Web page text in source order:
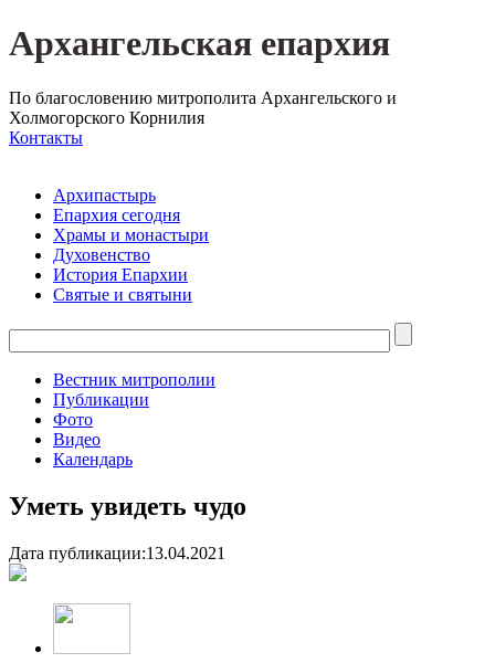
Архангельская епархия
По благословению митрополита Архангельского и
Холмогорского Корнилия
Контакты
Архипастырь
Епархия сегодня
Храмы и монастыри
Духовенство
История Епархии
Святые и святыни
Вестник митрополии
Публикации
Фото
Видео
Календарь
Уметь увидеть чудо
Дата публикации:13.04.2021